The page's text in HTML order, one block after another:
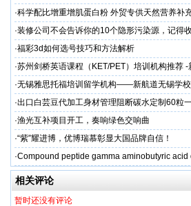
学备考之路
·科学配比增重增肌蛋白粉 外贸专供天然营养补
源头定制
·装修公司不会告诉你的10个隐形污染源，记得
·福彩3d如何选号技巧和方法解析
·苏州剑桥英语课程（KET/PET）培训机构推荐 -
州学校
·无锡雅思托福培训留学机构——新航道无锡学校
·出口白芸豆代加工身材管理阻断碳水定制60粒
贴牌
·渔光互补项目开工，奏响绿色交响曲
·“紫”耀进博，优博瑞慕彰显大国品牌自信！
·Compound peptide gamma aminobutyric acid
相关评论
暂时还没有评论